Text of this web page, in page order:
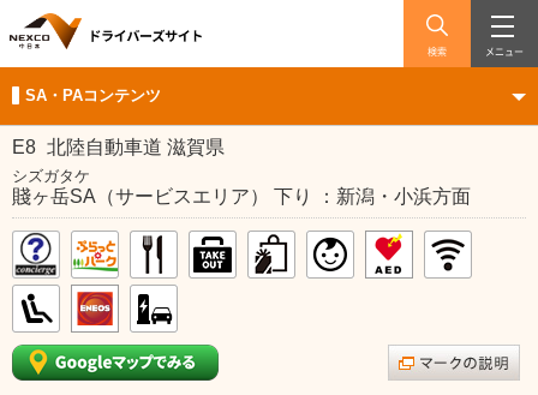
検索 メニュー
SA・PAコンテンツ
E8 北陸自動車道 滋賀県
シズガタケ
賤ヶ岳SA（サービスエリア） 下り ：新潟・小浜方面